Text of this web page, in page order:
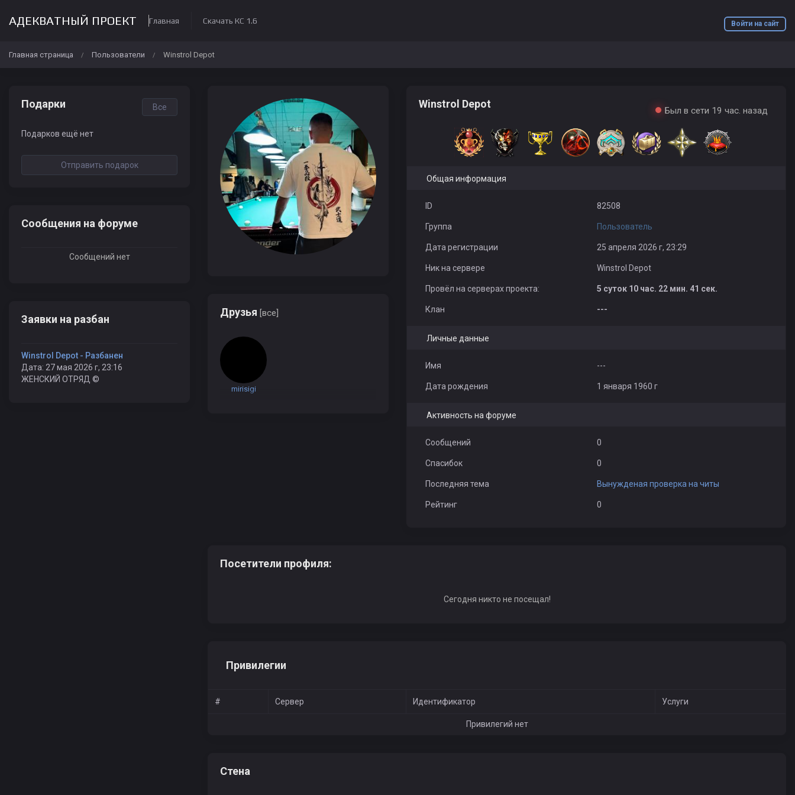
Войти на сайт
АДЕКВАТНЫЙ ПРОЕКТ Главная Скачать КС 1.6
Главная страница / Пользователи / Winstrol Depot
Друзья [все]
mirisigi
Winstrol Depot
Был в сети 19 час. назад
Общая информация
ID 82508
Группа Пользователь
Дата регистрации 25 апреля 2026 г, 23:29
Ник на сервере Winstrol Depot
Провёл на серверах проекта: 5 суток 10 час. 22 мин. 41 сек.
Клан ---
Личные данные
Имя ---
Дата рождения 1 января 1960 г
Активность на форуме
Сообщений 0
Спасибок 0
Последняя тема Вынужденая проверка на читы
Рейтинг 0
Посетители профиля:
Сегодня никто не посещал!
Привилегии
# Сервер Идентификатор Услуги
Привилегий нет
Стена
Подарки Все
Подарков ещё нет
Отправить подарок
Сообщения на форуме
Сообщений нет
Заявки на разбан
Winstrol Depot - Разбанен
Дата: 27 мая 2026 г, 23:16
ЖЕНСКИЙ ОТРЯД ©